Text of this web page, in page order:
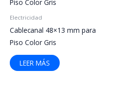
Electricidad
Cablecanal 48×13 mm para
Piso Color Gris
LEER MÁS